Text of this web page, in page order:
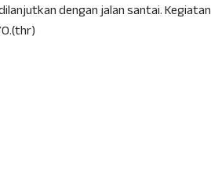
dengan jalan santai. Kegiatan